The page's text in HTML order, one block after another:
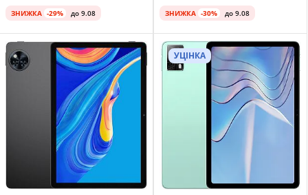
ЗНИЖКА -29% до 9.08 ЗНИЖКА -30% до 9.08
УЦІНКА